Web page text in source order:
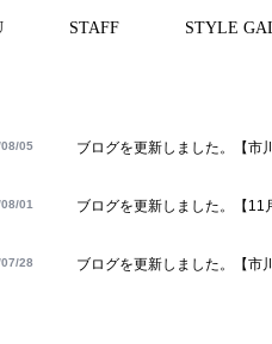
STAFF STYLE
05 ブログを更新しました。【市
01 ブログを更新しました。【11
28 ブログを更新しました。【市